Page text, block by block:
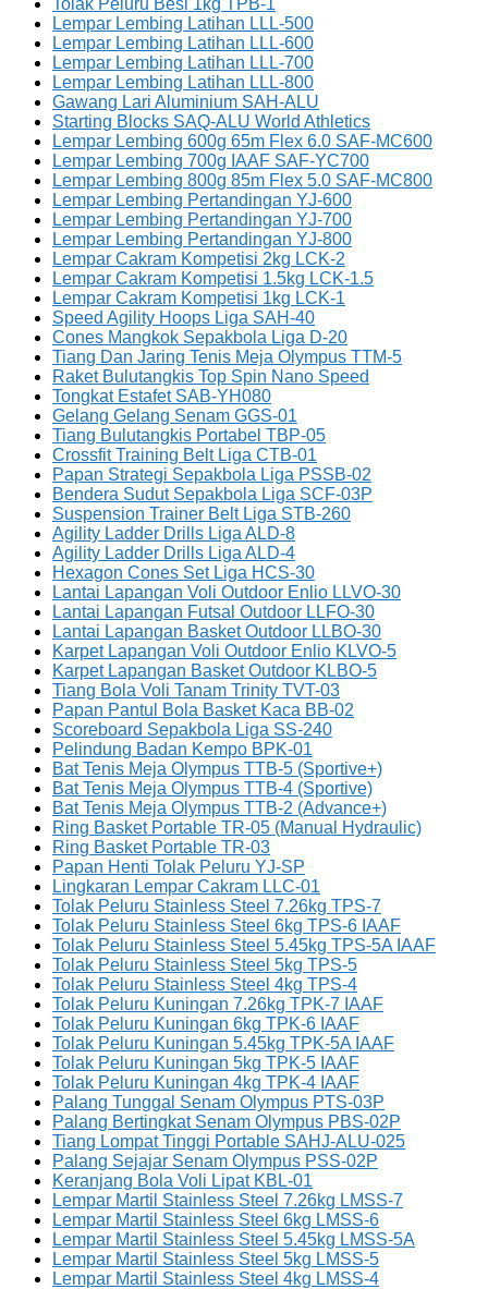
Tolak Peluru Besi 1kg TPB-1
Lempar Lembing Latihan LLL-500
Lempar Lembing Latihan LLL-600
Lempar Lembing Latihan LLL-700
Lempar Lembing Latihan LLL-800
Gawang Lari Aluminium SAH-ALU
Starting Blocks SAQ-ALU World Athletics
Lempar Lembing 600g 65m Flex 6.0 SAF-MC600
Lempar Lembing 700g IAAF SAF-YC700
Lempar Lembing 800g 85m Flex 5.0 SAF-MC800
Lempar Lembing Pertandingan YJ-600
Lempar Lembing Pertandingan YJ-700
Lempar Lembing Pertandingan YJ-800
Lempar Cakram Kompetisi 2kg LCK-2
Lempar Cakram Kompetisi 1.5kg LCK-1.5
Lempar Cakram Kompetisi 1kg LCK-1
Speed Agility Hoops Liga SAH-40
Cones Mangkok Sepakbola Liga D-20
Tiang Dan Jaring Tenis Meja Olympus TTM-5
Raket Bulutangkis Top Spin Nano Speed
Tongkat Estafet SAB-YH080
Gelang Gelang Senam GGS-01
Tiang Bulutangkis Portabel TBP-05
Crossfit Training Belt Liga CTB-01
Papan Strategi Sepakbola Liga PSSB-02
Bendera Sudut Sepakbola Liga SCF-03P
Suspension Trainer Belt Liga STB-260
Agility Ladder Drills Liga ALD-8
Agility Ladder Drills Liga ALD-4
Hexagon Cones Set Liga HCS-30
Lantai Lapangan Voli Outdoor Enlio LLVO-30
Lantai Lapangan Futsal Outdoor LLFO-30
Lantai Lapangan Basket Outdoor LLBO-30
Karpet Lapangan Voli Outdoor Enlio KLVO-5
Karpet Lapangan Basket Outdoor KLBO-5
Tiang Bola Voli Tanam Trinity TVT-03
Papan Pantul Bola Basket Kaca BB-02
Scoreboard Sepakbola Liga SS-240
Pelindung Badan Kempo BPK-01
Bat Tenis Meja Olympus TTB-5 (Sportive+)
Bat Tenis Meja Olympus TTB-4 (Sportive)
Bat Tenis Meja Olympus TTB-2 (Advance+)
Ring Basket Portable TR-05 (Manual Hydraulic)
Ring Basket Portable TR-03
Papan Henti Tolak Peluru YJ-SP
Lingkaran Lempar Cakram LLC-01
Tolak Peluru Stainless Steel 7.26kg TPS-7
Tolak Peluru Stainless Steel 6kg TPS-6 IAAF
Tolak Peluru Stainless Steel 5.45kg TPS-5A IAAF
Tolak Peluru Stainless Steel 5kg TPS-5
Tolak Peluru Stainless Steel 4kg TPS-4
Tolak Peluru Kuningan 7.26kg TPK-7 IAAF
Tolak Peluru Kuningan 6kg TPK-6 IAAF
Tolak Peluru Kuningan 5.45kg TPK-5A IAAF
Tolak Peluru Kuningan 5kg TPK-5 IAAF
Tolak Peluru Kuningan 4kg TPK-4 IAAF
Palang Tunggal Senam Olympus PTS-03P
Palang Bertingkat Senam Olympus PBS-02P
Tiang Lompat Tinggi Portable SAHJ-ALU-025
Palang Sejajar Senam Olympus PSS-02P
Keranjang Bola Voli Lipat KBL-01
Lempar Martil Stainless Steel 7.26kg LMSS-7
Lempar Martil Stainless Steel 6kg LMSS-6
Lempar Martil Stainless Steel 5.45kg LMSS-5A
Lempar Martil Stainless Steel 5kg LMSS-5
Lempar Martil Stainless Steel 4kg LMSS-4